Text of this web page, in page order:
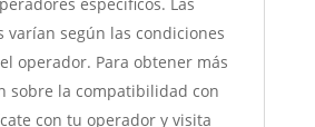
varían según las condiciones
operador. Para obtener más
sobre la compatibilidad con
con tu operador y visita